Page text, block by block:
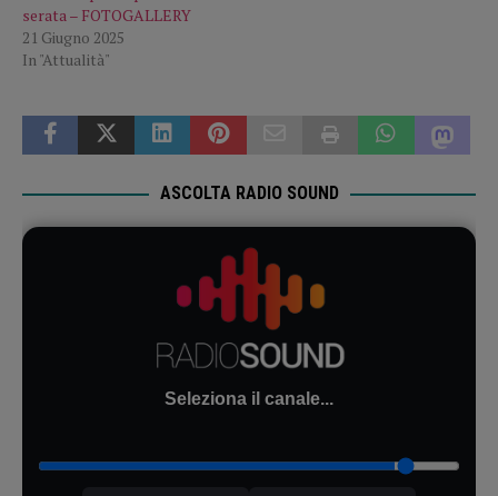
serata – FOTOGALLERY
21 Giugno 2025
In "Attualità"
ASCOLTA RADIO SOUND
Seleziona il canale...